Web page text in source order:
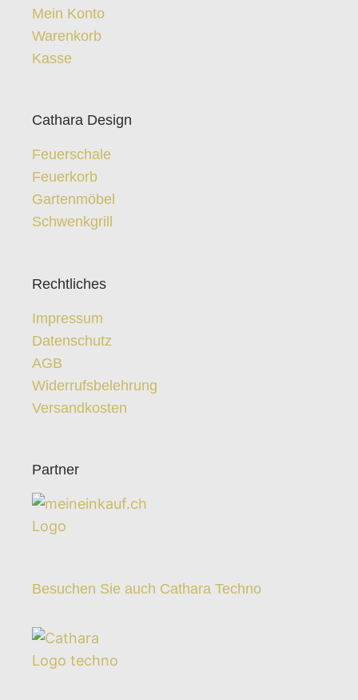
Mein Konto
Warenkorb
Kasse
Cathara Design
Feuerschale
Feuerkorb
Gartenmöbel
Schwenkgrill
Rechtliches
Impressum
Datenschutz
AGB
Widerrufsbelehrung
Versandkosten
Partner
Besuchen Sie auch Cathara Techno